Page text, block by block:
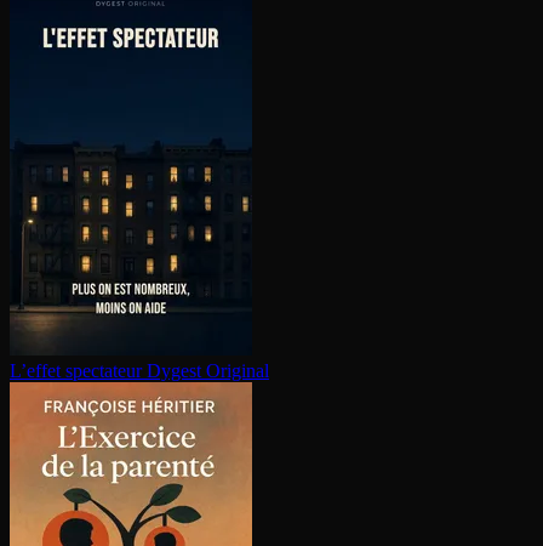
L’effet spectateur Dygest Original